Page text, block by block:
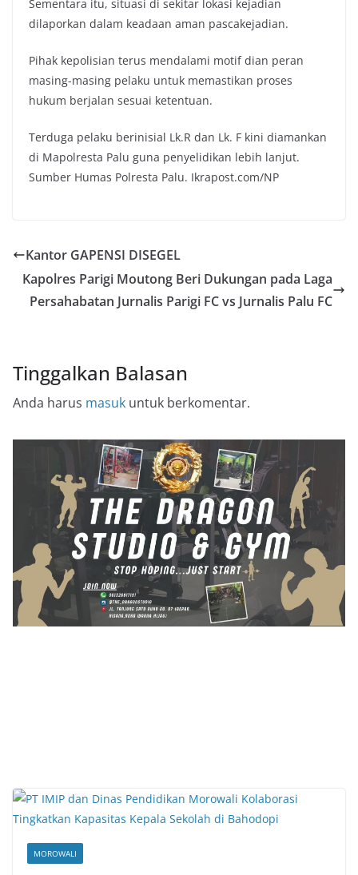
Sementara itu, situasi di sekitar lokasi kejadian
dilaporkan dalam keadaan aman pascakejadian.
Pihak kepolisian terus mendalami motif dian peran
masing-masing pelaku untuk memastikan proses
hukum berjalan sesuai ketentuan.
Terduga pelaku berinisial Lk.R dan Lk. F kini diamankan
di Mapolresta Palu guna penyelidikan lebih lanjut.
Sumber Humas Polresta Palu. Ikrapost.com/NP
Kantor GAPENSI DISEGEL
Kapolres Parigi Moutong Beri Dukungan pada Laga
Persahabatan Jurnalis Parigi FC vs Jurnalis Palu FC
Tinggalkan Balasan
Anda harus masuk untuk berkomentar.
MOROWALI